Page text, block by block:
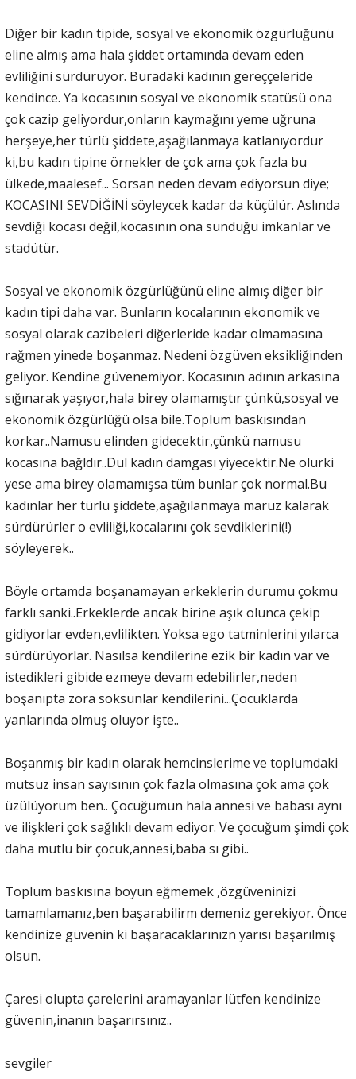
Diğer bir kadın tipide, sosyal ve ekonomik özgürlüğünü
eline almış ama hala şiddet ortamında devam eden
evliliğini sürdürüyor. Buradaki kadının gereççeleride
kendince. Ya kocasının sosyal ve ekonomik statüsü ona
çok cazip geliyordur,onların kaymağını yeme uğruna
herşeye,her türlü şiddete,aşağılanmaya katlanıyordur
ki,bu kadın tipine örnekler de çok ama çok fazla bu
ülkede,maalesef... Sorsan neden devam ediyorsun diye;
KOCASINI SEVDİĞİNİ söyleycek kadar da küçülür. Aslında
sevdiği kocası değil,kocasının ona sunduğu imkanlar ve
stadütür.
Sosyal ve ekonomik özgürlüğünü eline almış diğer bir
kadın tipi daha var. Bunların kocalarının ekonomik ve
sosyal olarak cazibeleri diğerleride kadar olmamasına
rağmen yinede boşanmaz. Nedeni özgüven eksikliğinden
geliyor. Kendine güvenemiyor. Kocasının adının arkasına
sığınarak yaşıyor,hala birey olamamıştır çünkü,sosyal ve
ekonomik özgürlüğü olsa bile.Toplum baskısından
korkar..Namusu elinden gidecektir,çünkü namusu
kocasına bağldır..Dul kadın damgası yiyecektir.Ne olurki
yese ama birey olamamışsa tüm bunlar çok normal.Bu
kadınlar her türlü şiddete,aşağılanmaya maruz kalarak
sürdürürler o evliliği,kocalarını çok sevdiklerini(!)
söyleyerek..
Böyle ortamda boşanamayan erkeklerin durumu çokmu
farklı sanki..Erkeklerde ancak birine aşık olunca çekip
gidiyorlar evden,evlilikten. Yoksa ego tatminlerini yılarca
sürdürüyorlar. Nasılsa kendilerine ezik bir kadın var ve
istedikleri gibide ezmeye devam edebilirler,neden
boşanıpta zora soksunlar kendilerini...Çocuklarda
yanlarında olmuş oluyor işte..
Boşanmış bir kadın olarak hemcinslerime ve toplumdaki
mutsuz insan sayısının çok fazla olmasına çok ama çok
üzülüyorum ben.. Çocuğumun hala annesi ve babası aynı
ve ilişkleri çok sağlıklı devam ediyor. Ve çocuğum şimdi çok
daha mutlu bir çocuk,annesi,baba sı gibi..
Toplum baskısına boyun eğmemek ,özgüveninizi
tamamlamanız,ben başarabilirm demeniz gerekiyor. Önce
kendinize güvenin ki başaracaklarınızn yarısı başarılmış
olsun.
Çaresi olupta çarelerini aramayanlar lütfen kendinize
güvenin,inanın başarırsınız..
sevgiler